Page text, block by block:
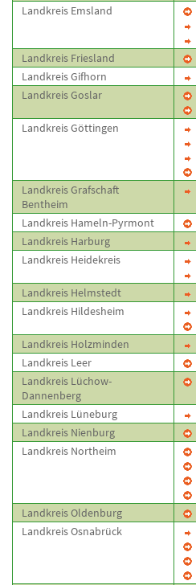
Landkreis Emsland
Landkreis Friesland
Landkreis Gifhorn
Landkreis Goslar
Landkreis Göttingen
Landkreis Grafschaft
Bentheim
Landkreis Hameln-Pyrmont
Landkreis Harburg
Landkreis Heidekreis
Landkreis Helmstedt
Landkreis Hildesheim
Landkreis Holzminden
Landkreis Leer
Landkreis Lüchow-
Dannenberg
Landkreis Lüneburg
Landkreis Nienburg
Landkreis Northeim
Landkreis Oldenburg
Landkreis Osnabrück